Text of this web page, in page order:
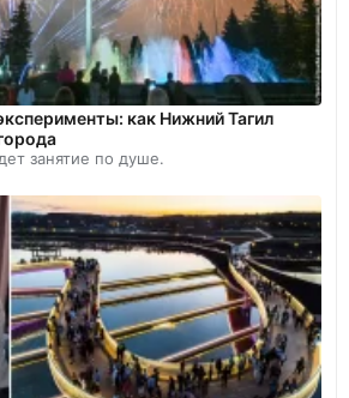
как Нижний Тагил
занятие по душе.